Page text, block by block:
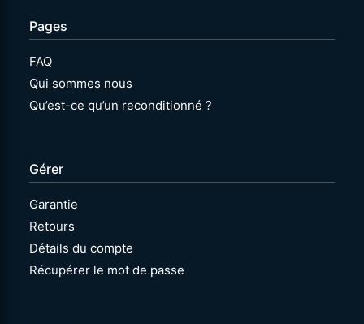
Pages
FAQ
Qui sommes nous
Qu’est-ce qu’un reconditionné ?
Gérer
Garantie
Retours
Détails du compte
Récupérer le mot de passe